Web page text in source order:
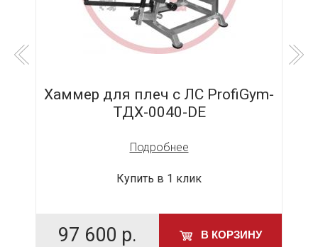
Хаммер для плеч с ЛС ProfiGym-
ТДХ-0040-DE
Подробнее
97 600 р. В КОРЗИНУ
Купить в 1 клик